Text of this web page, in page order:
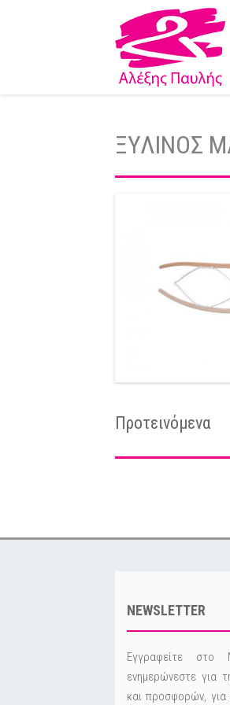
ΞΥΛΙΝΟΣ
Προτεινόμενα
NEWSLETTER
Εγγραφείτε
ενημερώνεστε για
και προσφορών, για